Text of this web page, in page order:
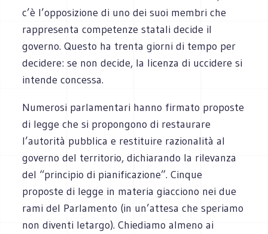
c’è l’opposizione di uno dei suoi membri che
rappresenta competenze statali decide il
governo. Questo ha trenta giorni di tempo per
decidere: se non decide, la licenza di uccidere si
intende concessa.
Numerosi parlamentari hanno firmato proposte
di legge che si propongono di restaurare
l’autorità pubblica e restituire razionalità al
governo del territorio, dichiarando la rilevanza
del “principio di pianificazione”. Cinque
proposte di legge in materia giacciono nei due
rami del Parlamento (in un’attesa che speriamo
non diventi letargo). Chiediamo almeno ai